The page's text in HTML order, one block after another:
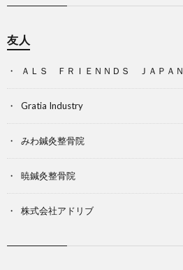
友人
ＡＬＳ ＦＲＩＥＮＮＤＳ ＪＡＰＡＮ
Gratia Industry
みわ鍼灸整骨院
暁鍼灸整骨院
株式会社アドリブ